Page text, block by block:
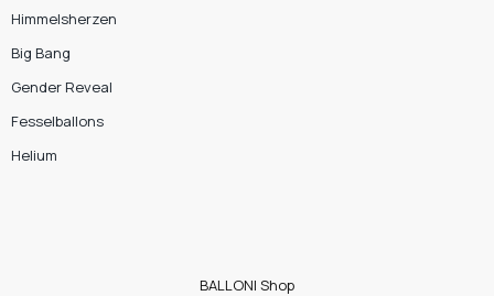
Himmelsherzen
Big Bang
Gender Reveal
Fesselballons
Helium
BALLONI Shop